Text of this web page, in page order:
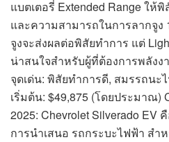
แบตเตอรี่ Extended Range ให้
และความสามารถในการลากจูง
จูงจะส่งผลต่อพิสัยทำการ แต่
น่าสนใจสำหรับผู้ที่ต้องการพลัง
จุดเด่น: พิสัยทำการดี, สมรรถนะ
เริ่มต้น: $49,875 (โดยประมาณ)
2025: Chevrolet Silverado EV
การนำเสนอ รถกระบะไฟฟ้า สำ